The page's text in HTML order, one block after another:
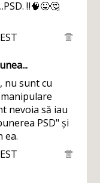
‼️🧠😜🤔
nu sunt cu
nevoia să iau
PSD" și
ea.